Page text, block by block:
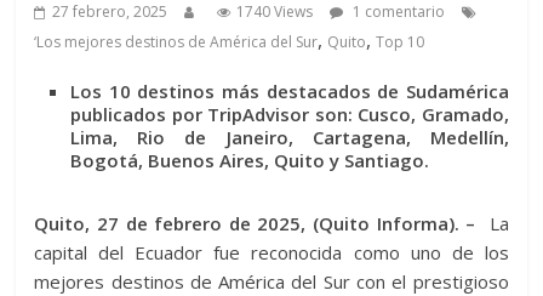
27 febrero, 2025 1740 Views
1 comentario
‘Los mejores destinos de América del Sur, Quito,Top 10
Los 10 destinos más destacados de Sudamérica
publicados por TripAdvisor son: Cusco, Gramado,
Lima, Rio de Janeiro, Cartagena, Medellín,
Bogotá, Buenos Aires, Quito y Santiago.
Quito, 27 de febrero de 2025, (Quito Informa). – La
capital del Ecuador fue reconocida como uno de los
mejores destinos de América del Sur con el prestigioso